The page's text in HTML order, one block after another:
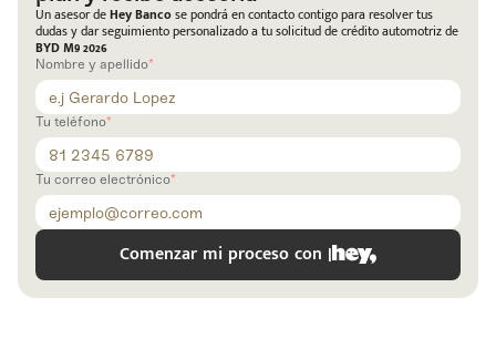
Escríbenos
+528121278366
Código
Postal
Ingresar
Un asesor deHey Bancose pondrá en contacto contigo para resolver tus
dudas y dar seguimiento personalizado a tu solicitud de crédito automotriz de
BYD M9 2026
Nombre y apellido
Tu teléfono
Tu correo electrónico
Comenzar mi proceso con |